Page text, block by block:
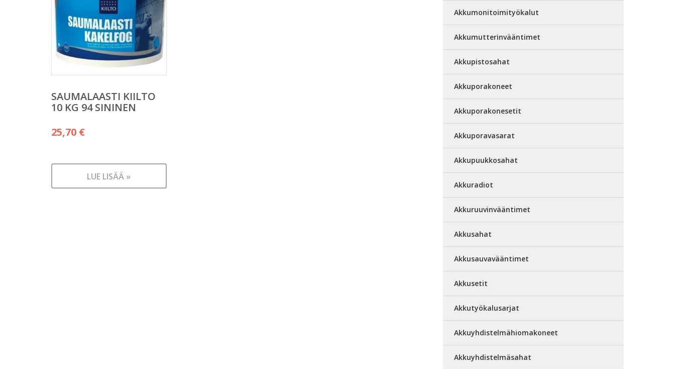
SAUMALAASTI KIILTO
10 KG 94 SININEN
25,70 €
LUE LISÄÄ »
Akkumonitoimityökalut
Akkumutterinvääntimet
Akkupistosahat
Akkuporakoneet
Akkuporakonesetit
Akkuporavasarat
Akkupuukkosahat
Akkuradiot
Akkuruuvinvääntimet
Akkusahat
Akkusauvavääntimet
Akkusetit
Akkutyökalusarjat
Akkuyhdistelmähiomakoneet
Akkuyhdistelmäsahat